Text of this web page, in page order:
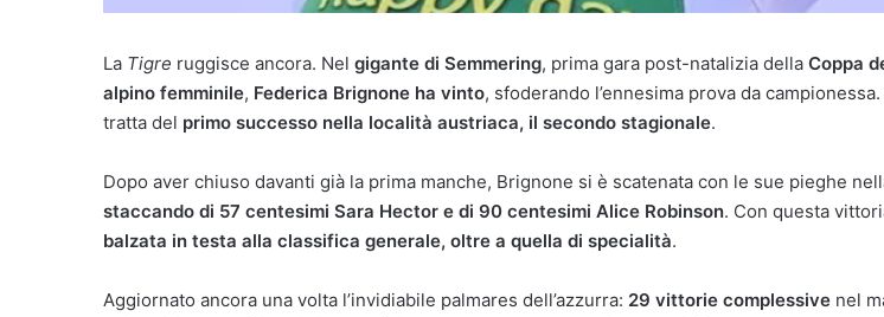
La Tigre ruggisce ancora. Nel gigante di Semmering, prima gara post-natalizia della Coppa
alpino femminile, Federica Brignone ha vinto, sfoderando l’ennesima prova da campionessa.
tratta del primo successo nella località austriaca, il secondo stagionale.
Dopo aver chiuso davanti già la prima manche, Brignone si è scatenata con le sue pieghe
staccando di 57 centesimi Sara Hector e di 90 centesimi Alice Robinson. Con questa
balzata in testa alla classifica generale, oltre a quella di specialità.
Aggiornato ancora una volta l’invidiabile palmares dell’azzurra: 29 vittorie complessive nel